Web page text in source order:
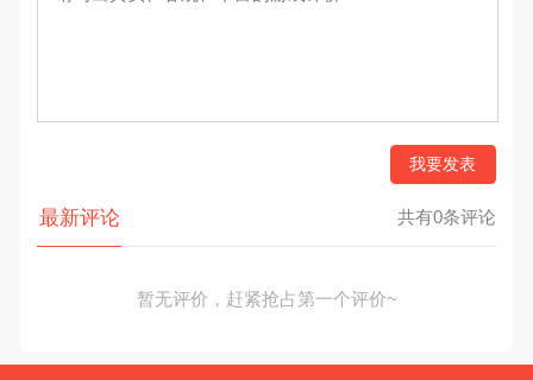
我要发表
最新评论 共有0条评论
暂无评价，赶紧抢占第一个评价~